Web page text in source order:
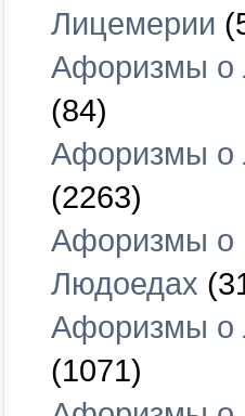
Лицемерии
Афоризмы о
(84)
Афоризмы о
(2263)
Афоризмы о
Людоедах
Афоризмы о
(1071)